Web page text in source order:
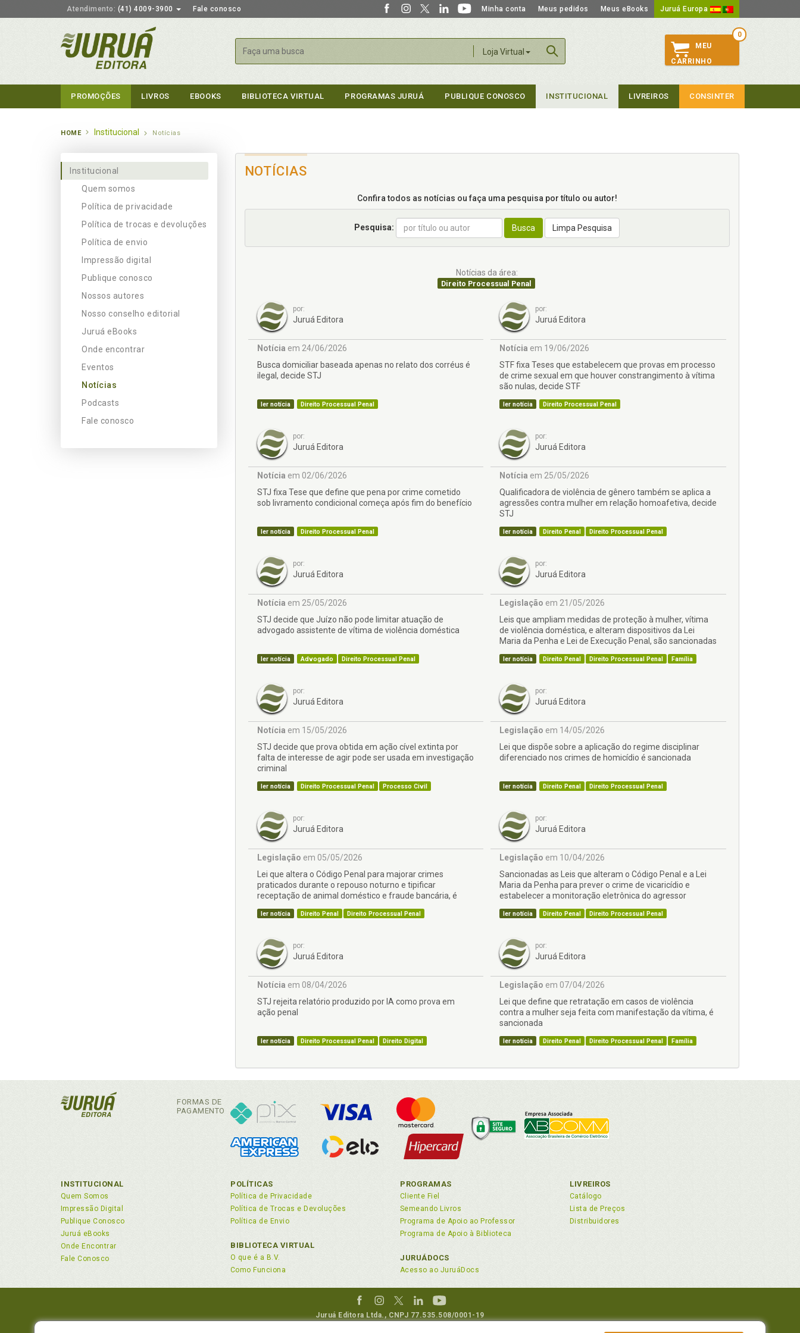
Atendimento: (41) 4009-3900 Fale conosco Minha conta Meus pedidos Meus eBooks Juruá Europa
Loja Virtual
Buscar
0
MEU
CARRINHO
PROMOÇÕES LIVROS EBOOKS BIBLIOTECA VIRTUAL PROGRAMAS JURUÁ PUBLIQUE CONOSCO INSTITUCIONAL LIVREIROS CONSINTER
HOME Institucional Notícias
Institucional
Quem somos
Política de privacidade
Política de trocas e devoluções
Política de envio
Impressão digital
Publique conosco
Nossos autores
Nosso conselho editorial
Juruá eBooks
Onde encontrar
Eventos
Notícias
Podcasts
Fale conosco
NOTÍCIAS
Confira todos as notícias ou faça uma pesquisa por título ou autor!
Pesquisa: Busca
Notícias da área:
Direito Processual Penal
por:
Juruá Editora
Notícia em 24/06/2026
Busca domiciliar baseada apenas no relato dos corréus é
ilegal, decide STJ
ler notícia Direito Processual Penal
por:
Juruá Editora
Notícia em 19/06/2026
STF fixa Teses que estabelecem que provas em processo
de crime sexual em que houver constrangimento à vítima
são nulas, decide STF
ler notícia Direito Processual Penal
por:
Juruá Editora
Notícia em 02/06/2026
STJ fixa Tese que define que pena por crime cometido
sob livramento condicional começa após fim do benefício
ler notícia Direito Processual Penal
por:
Juruá Editora
Notícia em 25/05/2026
Qualificadora de violência de gênero também se aplica a
agressões contra mulher em relação homoafetiva, decide
STJ
ler notícia Direito Penal Direito Processual Penal
por:
Juruá Editora
Notícia em 25/05/2026
STJ decide que Juízo não pode limitar atuação de
advogado assistente de vítima de violência doméstica
ler notícia Advogado Direito Processual Penal
por:
Juruá Editora
Legislação em 21/05/2026
Leis que ampliam medidas de proteção à mulher, vítima
de violência doméstica, e alteram dispositivos da Lei
Maria da Penha e Lei de Execução Penal, são sancionadas
ler notícia Direito Penal Direito Processual Penal Família
por:
Juruá Editora
Notícia em 15/05/2026
STJ decide que prova obtida em ação cível extinta por
falta de interesse de agir pode ser usada em investigação
criminal
ler notícia Direito Processual Penal Processo Civil
por:
Juruá Editora
Legislação em 14/05/2026
Lei que dispõe sobre a aplicação do regime disciplinar
diferenciado nos crimes de homicídio é sancionada
ler notícia Direito Penal Direito Processual Penal
por:
Juruá Editora
Legislação em 05/05/2026
Lei que altera o Código Penal para majorar crimes
praticados durante o repouso noturno e tipificar
receptação de animal doméstico e fraude bancária, é
ler notícia Direito Penal Direito Processual Penal
por:
Juruá Editora
Legislação em 10/04/2026
Sancionadas as Leis que alteram o Código Penal e a Lei
Maria da Penha para prever o crime de vicaricídio e
estabelecer a monitoração eletrônica do agressor
ler notícia Direito Penal Direito Processual Penal
por:
Juruá Editora
Notícia em 08/04/2026
STJ rejeita relatório produzido por IA como prova em
ação penal
ler notícia Direito Processual Penal Direito Digital
por:
Juruá Editora
Legislação em 07/04/2026
Lei que define que retratação em casos de violência
contra a mulher seja feita com manifestação da vítima, é
sancionada
ler notícia Direito Penal Direito Processual Penal Família
FORMAS DE
PAGAMENTO
INSTITUCIONAL
Quem Somos
Impressão Digital
Publique Conosco
Juruá eBooks
Onde Encontrar
Fale Conosco
POLÍTICAS
Política de Privacidade
Política de Trocas e Devoluções
Política de Envio
BIBLIOTECA VIRTUAL
O que é a B.V.
Como Funciona
PROGRAMAS
Cliente Fiel
Semeando Livros
Programa de Apoio ao Professor
Programa de Apoio à Biblioteca
JURUÁDOCS
Acesso ao JuruáDocs
LIVREIROS
Catálogo
Lista de Preços
Distribuidores
Juruá Editora Ltda., CNPJ 77.535.508/0001-19